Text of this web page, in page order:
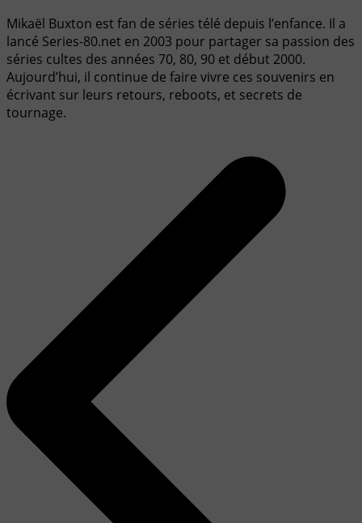
Mikaël Buxton est fan de séries télé depuis l’enfance. Il a
lancé Series-80.net en 2003 pour partager sa passion des
séries cultes des années 70, 80, 90 et début 2000.
Aujourd’hui, il continue de faire vivre ces souvenirs en
écrivant sur leurs retours, reboots, et secrets de
tournage.